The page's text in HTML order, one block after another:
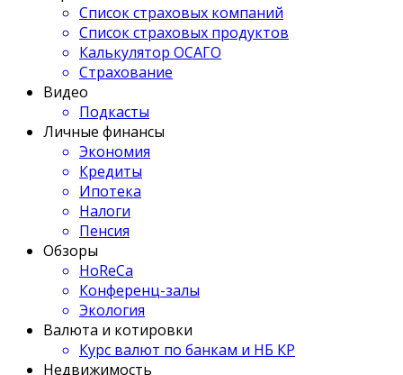
Список страховых компаний
Список страховых продуктов
Калькулятор ОСАГО
Страхование
Видео
Подкасты
Личные финансы
Экономия
Кредиты
Ипотека
Налоги
Пенсия
Обзоры
HoReCa
Конференц-залы
Экология
Валюта и котировки
Курс валют по банкам и НБ КР
Недвижимость